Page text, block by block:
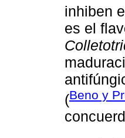
inhiben
es el
(Beno y